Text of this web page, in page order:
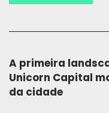
A primeira
Unicorn Capital
da cidade